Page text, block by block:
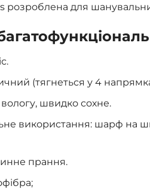
розроблена для
(тягнеться у 4
швидко сохне.
використання: шарф на
прання.